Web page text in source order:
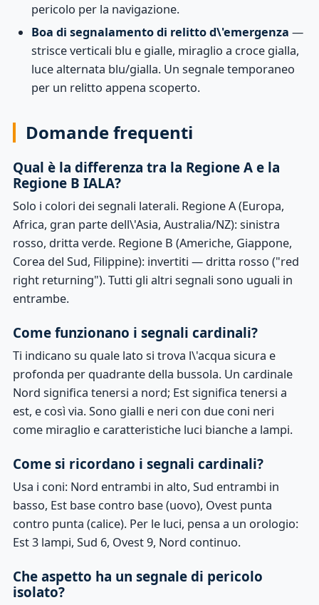
pericolo per la navigazione.
Boa di segnalamento di relitto d\'emergenza —
strisce verticali blu e gialle, miraglio a croce gialla,
luce alternata blu/gialla. Un segnale temporaneo
per un relitto appena scoperto.
Domande frequenti
Qual è la differenza tra la Regione A e la
Regione B IALA?
Solo i colori dei segnali laterali. Regione A (Europa,
Africa, gran parte dell\'Asia, Australia/NZ): sinistra
rosso, dritta verde. Regione B (Americhe, Giappone,
Corea del Sud, Filippine): invertiti — dritta rosso ("red
right returning"). Tutti gli altri segnali sono uguali in
entrambe.
Come funzionano i segnali cardinali?
Ti indicano su quale lato si trova l\'acqua sicura e
profonda per quadrante della bussola. Un cardinale
Nord significa tenersi a nord; Est significa tenersi a
est, e così via. Sono gialli e neri con due coni neri
come miraglio e caratteristiche luci bianche a lampi.
Come si ricordano i segnali cardinali?
Usa i coni: Nord entrambi in alto, Sud entrambi in
basso, Est base contro base (uovo), Ovest punta
contro punta (calice). Per le luci, pensa a un orologio:
Est 3 lampi, Sud 6, Ovest 9, Nord continuo.
Che aspetto ha un segnale di pericolo
isolato?